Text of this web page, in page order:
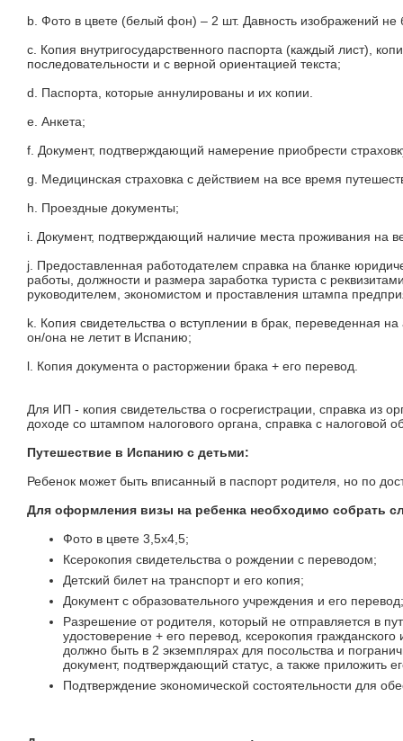
b. Фото в цвете (белый фон) – 2 шт. Давность изображений не
c. Копия внутригосударственного паспорта (каждый лист),
последовательности и с верной ориентацией текста;
d. Паспорта, которые аннулированы и их копии.
e. Анкета;
f. Документ, подтверждающий намерение приобрести
g. Медицинская страховка с действием на все время
h. Проездные документы;
i. Документ, подтверждающий наличие места проживания на
j. Предоставленная работодателем справка на бланке
работы, должности и размера заработка туриста с
руководителем, экономистом и проставления штампа
k. Копия свидетельства о вступлении в брак, переведенная
он/она не летит в Испанию;
l. Копия документа о расторжении брака + его перевод.
Для ИП - копия свидетельства о госрегистрации, справка из
доходе со штампом налогового органа, справка с
Путешествие в Испанию с детьми:
Ребенок может быть вписанный в паспорт родителя, но по
Для оформления визы на ребенка необходимо собрать
Фото в цвете 3,5х4,5;
Ксерокопия свидетельства о рождении с переводом;
Детский билет на транспорт и его копия;
Документ с образовательного учреждения и его перевод;
Разрешение от родителя, который не отправляется в
удостоверение + его перевод, ксерокопия
должно быть в 2 экземплярах для посольства и
документ, подтверждающий статус, а также приложить
Подтверждение экономической состоятельности для